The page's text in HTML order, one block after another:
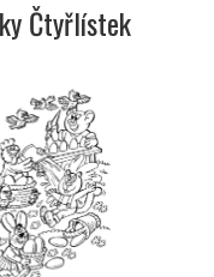
Čtyřlístek